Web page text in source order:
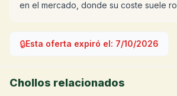
en el mercado, donde su coste suele
🔒Esta oferta expiró el: 7/10/2026
Chollos relacionados